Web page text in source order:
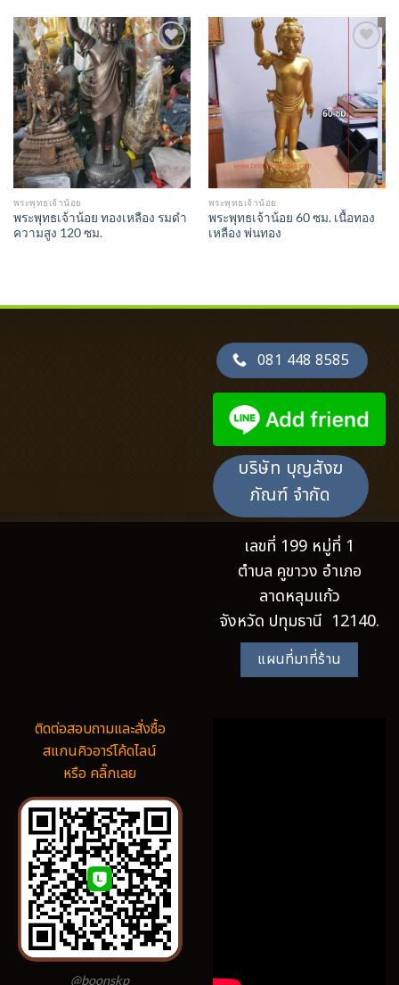
Add to
Wishlist
พระพุทธเจ้าน้อย
พระพุทธเจ้าน้อย ทองเหลือง รมดำ
ความสูง 120 ซม.
พระพุทธเจ้าน้อย
พระพุทธเจ้าน้อย 60 ซม. เนื้อทอง
เหลือง พ่นทอง
081 448 8585
บริษัท บุญสังฆ
ภัณฑ์ จำกัด
เลขที่ 199 หมู่ที่ 1
ตำบล คูขาวง อำเภอ
ลาดหลุมแก้ว
จังหวัด ปทุมธานี 12140.
แผนที่มาที่ร้าน
ติดต่อสอบถามและสั่งซื้อ
สแกนคิวอาร์โค้ดไลน์
หรือ คลิ๊กเลย
@boonskp